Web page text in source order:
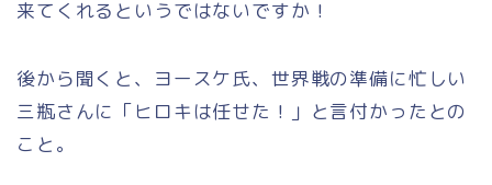
来てくれるというではないですか！
後から聞くと、ヨースケ氏、世界戦の準備に忙しい
三瓶さんに「ヒロキは任せた！」と言付かったとの
こと。